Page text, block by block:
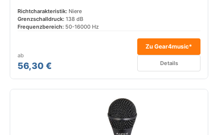
Richtcharakteristik: Niere
Grenzschalldruck: 138 dB
Frequenzbereich: 50-16000 Hz
ab
56,30 €
Zu Gear4music*
Details